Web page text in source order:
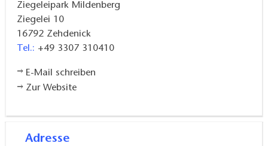
Ziegeleipark Mildenberg
Ziegelei 10
16792 Zehdenick
Tel.: +49 3307 310410
E-Mail schreiben
Zur Website
Adresse